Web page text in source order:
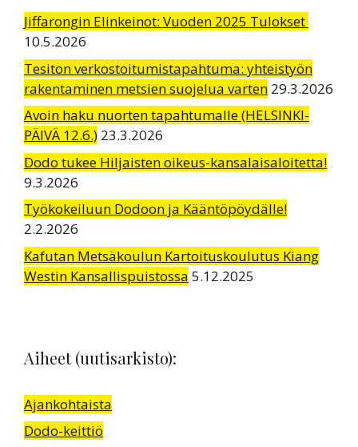
Jiffarongin Elinkeinot: Vuoden 2025 Tulokset
10.5.2026
Tesiton verkostoitumistapahtuma: yhteistyön
rakentaminen metsien suojelua varten 29.3.2026
Avoin haku nuorten tapahtumalle (HELSINKI-
PÄIVÄ 12.6.) 23.3.2026
Dodo tukee Hiljaisten oikeus-kansalaisaloitetta!
9.3.2026
Työkokeiluun Dodoon ja Kääntöpöydälle!
2.2.2026
Kafutan Metsäkoulun Kartoituskoulutus Kiang
Westin Kansallispuistossa 5.12.2025
Aiheet (uutisarkisto):
Ajankohtaista
Dodo-keittiö